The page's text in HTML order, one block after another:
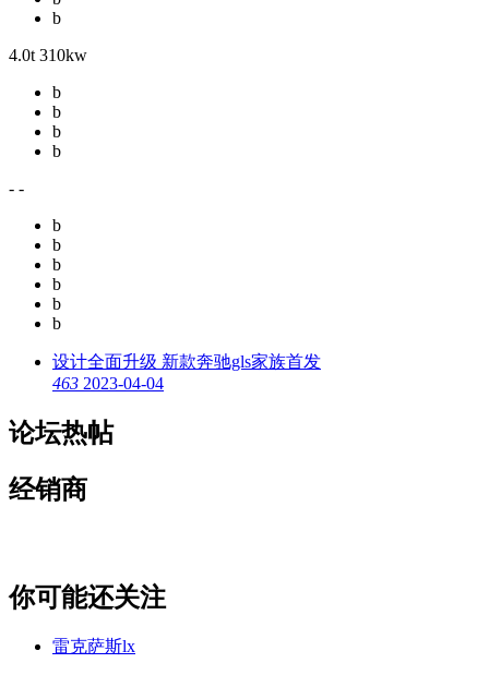
b
4.0t 310kw
b
b
b
b
- -
b
b
b
b
b
b
设计全面升级 新款奔驰gls家族首发
463 2023-04-04
论坛热帖
经销商
你可能还关注
雷克萨斯lx